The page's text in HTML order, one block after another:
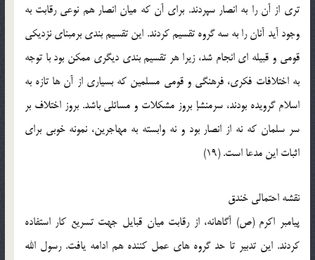
ترى از آن را به انصار سپردند. براى آن که میان انصار هم نوعى رقابت به
وجود آید آنان را به سه گروه تقسیم کردند. این تقسیم بندى برمبناى نزدیکى
قومى و قبیله اى انجام شد، زیرا هر تقسیم بندى دیگرى ممکن بود با توجه
به اختلافات فکرى، فرهنگى و قومى مسلمین که بسیارى از آن ها تازه به
اسلام گرویده بودند، سرمنشإ بروز مشکلات و مسائلى باشد. بروز اختلاف بر
سر سلمان که نه از انصار بود و نه وابسته به مهاجرین، نمونه خوبى براى
اثبات این مدعا است. (19)
نقشه احتمالى خندق
پیامبر اکرم (ص) آگاهانه، از رقابت میان قبایل جهت تسریع کار استفاده
کردند. این تدبیر تا حد گروه هاى عمل کننده هم ادامه یافت. رسول الله